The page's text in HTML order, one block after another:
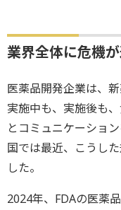
業界全体に危機
医薬品開発企業は、
実施中も、実施後も
とコミュニケーショ
国では最近、こうし
した。
2024年、FDAの医薬